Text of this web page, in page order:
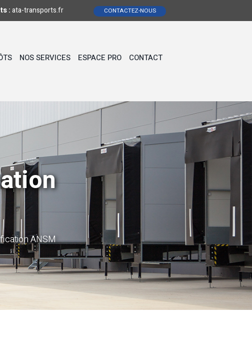
:ata-transports.fr CONTACTEZ-NOUS
NOS SERVICES ESPACE PRO CONTACT
ANSM